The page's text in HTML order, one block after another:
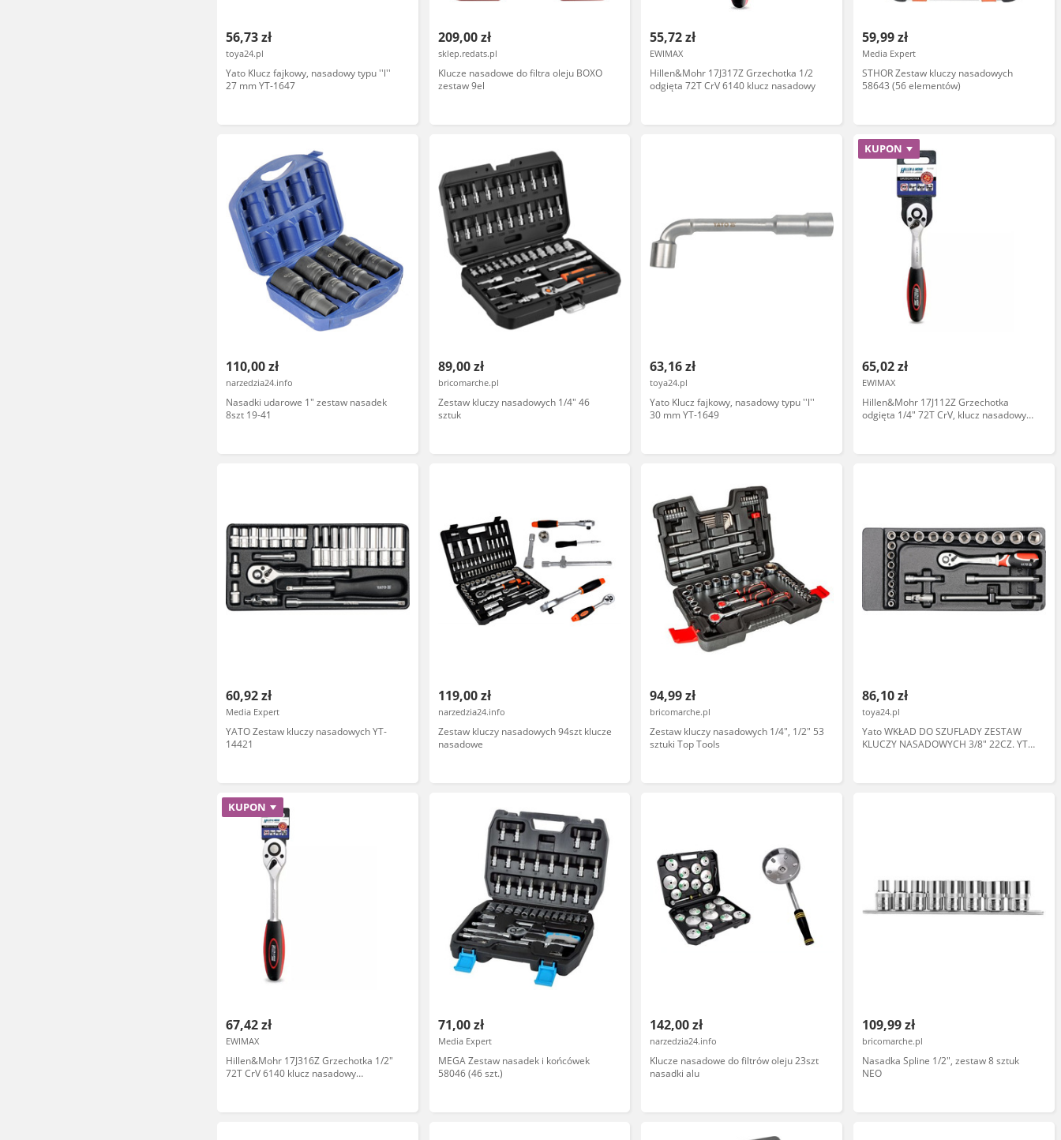
56,73 zł
toya24.pl
Yato Klucz fajkowy, nasadowy typu ''l''
27 mm YT-1647
209,00 zł
sklep.redats.pl
Klucze nasadowe do filtra oleju BOXO
zestaw 9el
55,72 zł
EWIMAX
Hillen&Mohr 17J317Z Grzechotka 1/2
odgięta 72T CrV 6140 klucz nasadowy
59,99 zł
Media Expert
STHOR Zestaw kluczy nasadowych
58643 (56 elementów)
110,00 zł
narzedzia24.info
Nasadki udarowe 1" zestaw nasadek
8szt 19-41
89,00 zł
bricomarche.pl
Zestaw kluczy nasadowych 1/4" 46
sztuk
63,16 zł
toya24.pl
Yato Klucz fajkowy, nasadowy typu ''l''
30 mm YT-1649
KUPON
65,02 zł
EWIMAX
Hillen&Mohr 17J112Z Grzechotka
odgięta 1/4" 72T CrV, klucz nasadowy
60,92 zł
Media Expert
YATO Zestaw kluczy nasadowych YT-
14421
119,00 zł
narzedzia24.info
Zestaw kluczy nasadowych 94szt klucze
nasadowe
94,99 zł
bricomarche.pl
Zestaw kluczy nasadowych 1/4", 1/2" 53
sztuki Top Tools
86,10 zł
toya24.pl
Yato WKŁAD DO SZUFLADY ZESTAW
KLUCZY NASADOWYCH 3/8" 22CZ. YT-
KUPON
67,42 zł
EWIMAX
Hillen&Mohr 17J316Z Grzechotka 1/2"
72T CrV 6140 klucz nasadowy
71,00 zł
Media Expert
MEGA Zestaw nasadek i końcówek
58046 (46 szt.)
142,00 zł
narzedzia24.info
Klucze nasadowe do filtrów oleju 23szt
nasadki alu
109,99 zł
bricomarche.pl
Nasadka Spline 1/2", zestaw 8 sztuk
NEO